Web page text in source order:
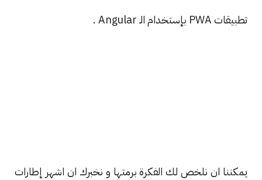
تطبيقات PWA بإستخدام الـ Angular .
يمكننا ان نلخص لك الفكرة برمتها و نخبرك ان اشهر إطارات